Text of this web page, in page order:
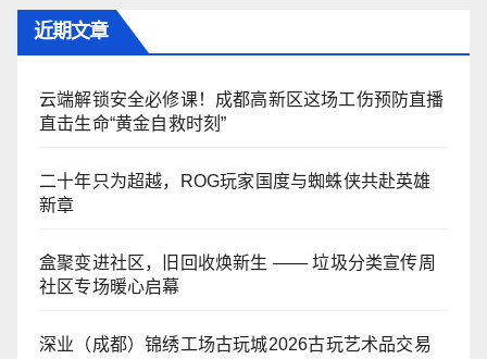
近期文章
云端解锁安全必修课！成都高新区这场工伤预防直播
直击生命“黄金自救时刻”
二十年只为超越，ROG玩家国度与蜘蛛侠共赴英雄
新章
盒聚变进社区，旧回收焕新生 —— 垃圾分类宣传周
社区专场暖心启幕
深业（成都）锦绣工场古玩城2026古玩艺术品交易